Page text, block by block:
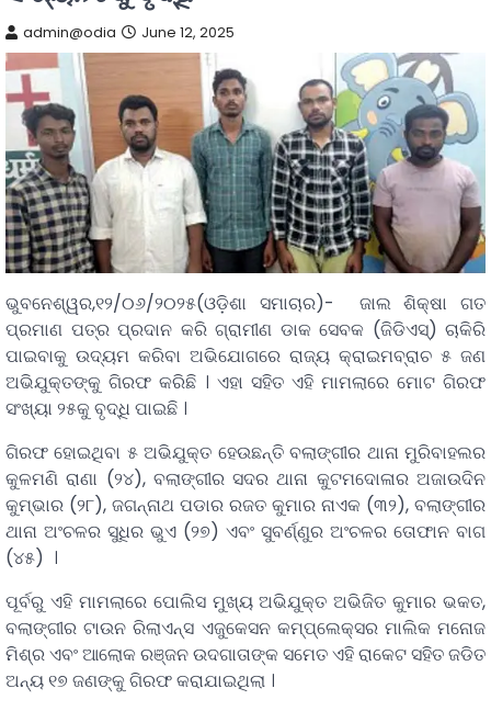
admin@odia June 12, 2025
ଭୁବନେଶ୍ୱର,୧୨/୦୬/୨୦୨୫(ଓଡ଼ିଶା ସମାଚାର)- ଜାଲ ଶିକ୍ଷା ଗତ
ପ୍ରମାଣ ପତ୍ର ପ୍ରଦାନ କରି ଗ୍ରାମୀଣ ଡାକ ସେବକ (ଜିଡିଏସ୍) ଚାକିରି
ପାଇବାକୁ ଉଦ୍ୟମ କରିବା ଅଭିଯୋଗରେ ରାଜ୍ୟ କ୍ରାଇମବ୍ରାଚ ୫ ଜଣ
ଅଭିଯୁକ୍ତଙ୍କୁ ଗିରଫ କରିଛି । ଏହା ସହିତ ଏହି ମାମଲାରେ ମୋଟ ଗିରଫ
ସଂଖ୍ୟା ୨୫କୁ ବୃଦ୍ଧି ପାଇଛି ।
ଗିରଫ ହୋଇଥିବା ୫ ଅଭିଯୁକ୍ତ ହେଉଛନ୍ତି ବଲାଙ୍ଗୀର ଥାନା ମୁରିବାହଲର
କୁଳମଣି ରାଣା (୨୪), ବଲାଙ୍ଗୀର ସଦର ଥାନା କୁଟମଦୋଳାର ଅଜାଉଦିନ
କୁମ୍ଭାର (୨୮), ଜଗନ୍ନାଥ ପଡାର ରଜତ କୁମାର ନାଏକ (୩୨), ବଲାଙ୍ଗୀର
ଥାନା ଅଂଚଳର ସୁଧିର ଭୁଏ (୨୭) ଏବଂ ସୁବର୍ଣ୍ଣୁର ଅଂଚଳର ତୋଫାନ ବାଗ
(୪୫) ।
ପୂର୍ବରୁ ଏହି ମାମଲାରେ ପୋଲିସ ମୁଖ୍ୟ ଅଭିଯୁକ୍ତ ଅଭିଜିତ କୁମାର ଭକତ,
ବଲାଙ୍ଗୀର ଟାଉନ ରିଲାଏନ୍ସ ଏଜୁକେସନ କମ୍ପ୍ଲେକ୍ସର ମାଲିକ ମନୋଜ
ମିଶ୍ର ଏବଂ ଆଲୋକ ରଞ୍ଜନ ଉଦଗାତାଙ୍କ ସମେତ ଏହି ରାକେଟ ସହିତ ଜଡିତ
ଅନ୍ୟ ୧୭ ଜଣଙ୍କୁ ଗିରଫ କରାଯାଇଥିଲା ।